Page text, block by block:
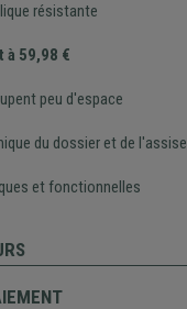
résistante
59,98 €
peu d'espace
du dossier et de l'assise
et fonctionnelles